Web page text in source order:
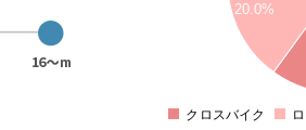
20.0%
クロスバイク